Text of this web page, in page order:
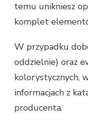
temu unikniesz
komplet
W przypadku
oddzielnie) oraz
kolorystycznych,
informacjach z
producenta.